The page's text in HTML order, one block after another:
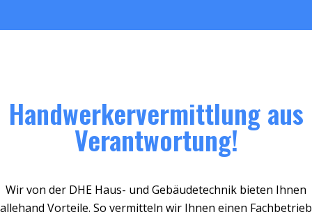
Handwerkervermittlung aus
Verantwortung!
Wir von der DHE Haus- und Gebäudetechnik bieten Ihnen
allehand Vorteile. So vermitteln wir Ihnen einen Fachbetrieb